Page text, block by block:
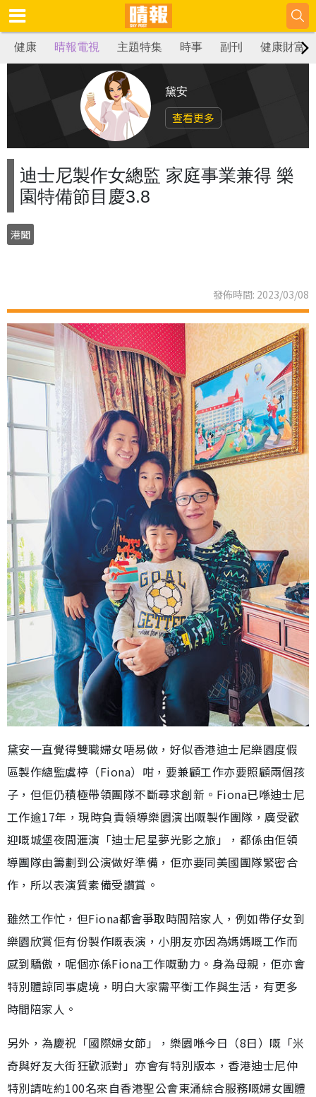
健康 晴報電視 主題特集 時事 副刊 健康財富
黛安
查看更多
迪士尼製作女總監 家庭事業兼得 樂
園特備節目慶3.8
港聞
發佈時間: 2023/03/08
黛安一直覺得雙職婦女唔易做，好似香港迪士尼樂園度假
區製作總監虞楟（Fiona）咁，要兼顧工作亦要照顧兩個孩
子，但佢仍積極帶領團隊不斷尋求創新。Fiona已喺迪士尼
工作逾17年，現時負責領導樂園演出嘅製作團隊，廣受歡
迎嘅城堡夜間滙演「迪士尼星夢光影之旅」，都係由佢領
導團隊由籌劃到公演做好準備，佢亦要同美國團隊緊密合
作，所以表演質素備受讚賞。
雖然工作忙，但Fiona都會爭取時間陪家人，例如帶仔女到
樂園欣賞佢有份製作嘅表演，小朋友亦因為媽媽嘅工作而
感到驕傲，呢個亦係Fiona工作嘅動力。身為母親，佢亦會
特別體諒同事處境，明白大家需平衡工作與生活，有更多
時間陪家人。
另外，為慶祝「國際婦女節」，樂園喺今日（8日）嘅「米
奇與好友大街狂歡派對」亦會有特別版本，香港迪士尼仲
特別請咗約100名來自香港聖公會東涌綜合服務嘅婦女團體